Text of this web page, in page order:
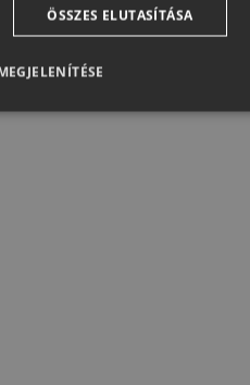
ÖSSZES ELUTASÍTÁSA